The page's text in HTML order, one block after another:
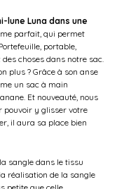
lune Luna dans une
parfait, qui permet
portable,
choses dans notre sac.
plus ? Grâce à son anse
un sac à main
Et nouveauté, nous
pouvoir y glisser votre
il aura sa place bien
sangle dans le tissu
réalisation de la sangle